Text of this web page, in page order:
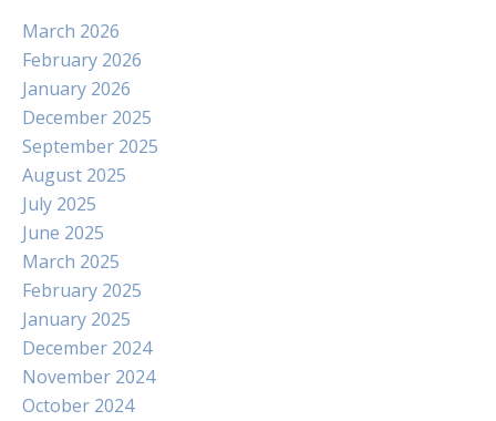
March 2026
February 2026
January 2026
December 2025
September 2025
August 2025
July 2025
June 2025
March 2025
February 2025
January 2025
December 2024
November 2024
October 2024